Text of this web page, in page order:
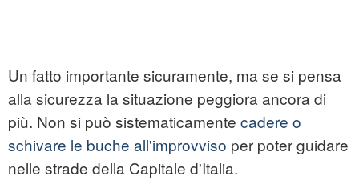
Un fatto importante sicuramente, ma se si pensa
alla sicurezza la situazione peggiora ancora di
più. Non si può sistematicamente cadere o
schivare le buche all'improvviso per poter guidare
nelle strade della Capitale d'Italia.